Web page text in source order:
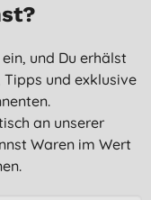
und Du erhälst
und exklusive
an unserer
Waren im Wert